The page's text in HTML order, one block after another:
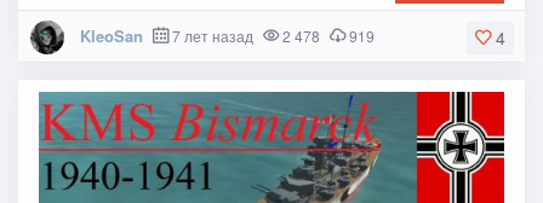
4
KleoSan 7 лет назад 2 478 919